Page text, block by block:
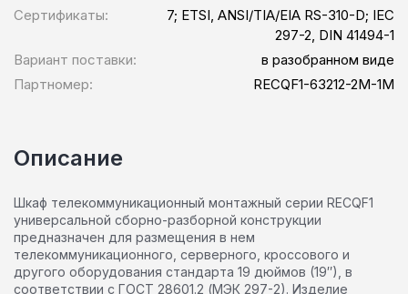
Сертификаты:
7; ETSI, ANSI/TIA/EIA RS-310-D; IEC
297-2, DIN 41494-1
Вариант поставки:
в разобранном виде
Партномер:
RECQF1-63212-2M-1M
Описание
Шкаф телекоммуникационный монтажный серии RECQF1
универсальной сборно-разборной конструкции
предназначен для размещения в нем
телекоммуникационного, серверного, кроссового и
другого оборудования стандарта 19 дюймов (19″), в
соответствии с ГОСТ 28601.2 (МЭК 297-2). Изделие